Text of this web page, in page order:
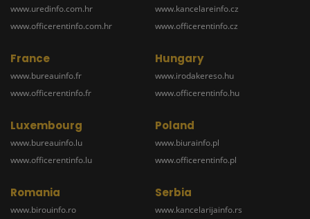
www.uredinfo.com.hr
www.officerentinfo.com.hr
www.kancelareinfo.cz
www.officerentinfo.cz
France
www.bureauinfo.fr
www.officerentinfo.fr
Hungary
www.irodakereso.hu
www.officerentinfo.hu
Luxembourg
www.bureauinfo.lu
www.officerentinfo.lu
Poland
www.biurainfo.pl
www.officerentinfo.pl
Romania
www.birouinfo.ro
Serbia
www.kancelarijainfo.rs